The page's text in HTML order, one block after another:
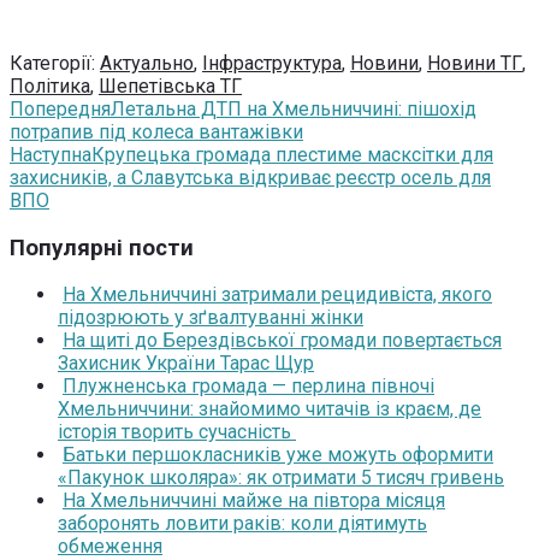
Категорії: Актуально, Інфраструктура, Новини, Новини ТГ,
Політика, Шепетівська ТГ
ПопередняЛетальна ДТП на Хмельниччині: пішохід
потрапив під колеса вантажівки
НаступнаКрупецька громада плестиме масксітки для
захисників, а Славутська відкриває реєстр осель для
ВПО
Популярні пости
На Хмельниччині затримали рецидивіста, якого
підозрюють у зґвалтуванні жінки
На щиті до Берездівської громади повертається
Захисник України Тарас Щур
Плужненська громада — перлина півночі
Хмельниччини: знайомимо читачів із краєм, де
історія творить сучасність
Батьки першокласників уже можуть оформити
«Пакунок школяра»: як отримати 5 тисяч гривень
На Хмельниччині майже на півтора місяця
заборонять ловити раків: коли діятимуть
обмеження